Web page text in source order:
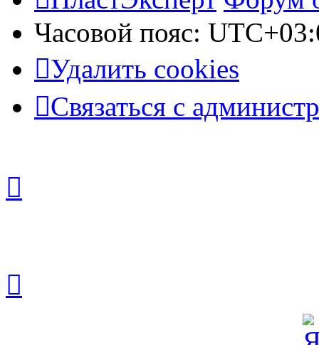
Часовой пояс:
Удалить cookies
Связаться с